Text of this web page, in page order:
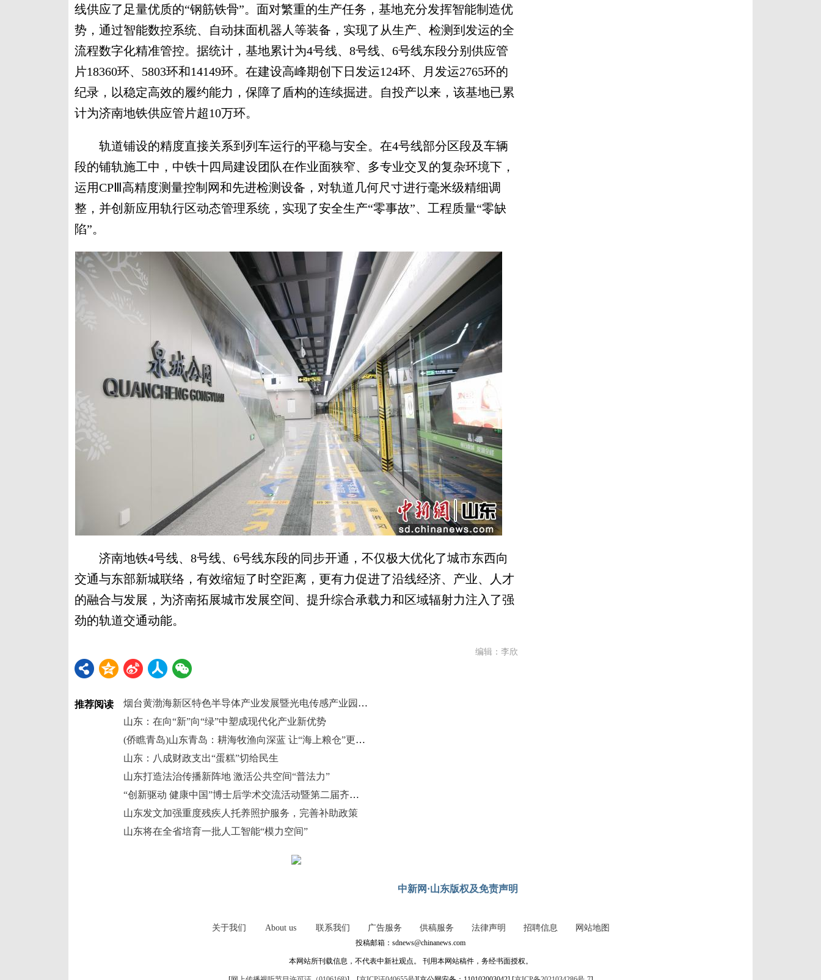
线供应了足量优质的“钢筋铁骨”。面对繁重的生产任务，基地充分发挥智能制造优
势，通过智能数控系统、自动抹面机器人等装备，实现了从生产、检测到发运的全
流程数字化精准管控。据统计，基地累计为4号线、8号线、6号线东段分别供应管
片18360环、5803环和14149环。在建设高峰期创下日发运124环、月发运2765环的
纪录，以稳定高效的履约能力，保障了盾构的连续掘进。自投产以来，该基地已累
计为济南地铁供应管片超10万环。
轨道铺设的精度直接关系到列车运行的平稳与安全。在4号线部分区段及车辆
段的铺轨施工中，中铁十四局建设团队在作业面狭窄、多专业交叉的复杂环境下，
运用CPⅢ高精度测量控制网和先进检测设备，对轨道几何尺寸进行毫米级精细调
整，并创新应用轨行区动态管理系统，实现了安全生产“零事故”、工程质量“零缺
陷”。
济南地铁4号线、8号线、6号线东段的同步开通，不仅极大优化了城市东西向
交通与东部新城联络，有效缩短了时空距离，更有力促进了沿线经济、产业、人才
的融合与发展，为济南拓展城市发展空间、提升综合承载力和区域辐射力注入了强
劲的轨道交通动能。
编辑：李欣
推荐阅读
烟台黄渤海新区特色半导体产业发展暨光电传感产业园招商运营大会举行
山东：在向“新”向“绿”中塑成现代化产业新优势
(侨瞧青岛)山东青岛：耕海牧渔向深蓝 让“海上粮仓”更丰盈
山东：八成财政支出“蛋糕”切给民生
山东打造法治传播新阵地 激活公共空间“普法力”
“创新驱动 健康中国”博士后学术交流活动暨第二届齐鲁医学卓越人才发展大会在济南举办
山东发文加强重度残疾人托养照护服务，完善补助政策
山东将在全省培育一批人工智能“模力空间”
中新网·山东版权及免责声明
关于我们 About us 联系我们 广告服务 供稿服务 法律声明 招聘信息 网站地图
投稿邮箱：sdnews@chinanews.com
本网站所刊载信息，不代表中新社观点。 刊用本网站稿件，务经书面授权。